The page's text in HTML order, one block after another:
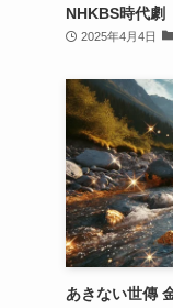
NHKBS時代劇
2025年4月4日
あきない世傳